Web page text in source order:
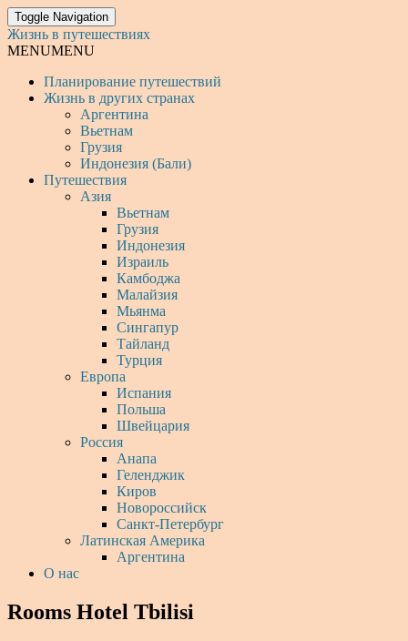
Toggle Navigation
Жизнь в путешествиях
MENUMENU
Планирование путешествий
Жизнь в других странах
Аргентина
Вьетнам
Грузия
Индонезия (Бали)
Путешествия
Азия
Вьетнам
Грузия
Индонезия
Израиль
Камбоджа
Малайзия
Мьянма
Сингапур
Тайланд
Турция
Европа
Испания
Польша
Швейцария
Россия
Анапа
Геленджик
Киров
Новороссийск
Санкт-Петербург
Латинская Америка
Аргентина
О нас
Rooms Hotel Tbilisi